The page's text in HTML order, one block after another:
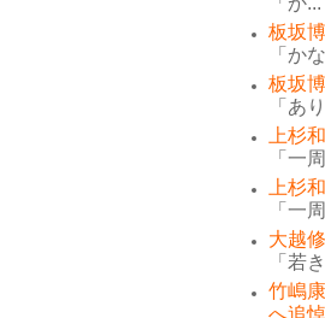
板坂
「か
板坂
「あ
上杉
「一
上杉
「一
大越
「若
竹嶋
へ追悼